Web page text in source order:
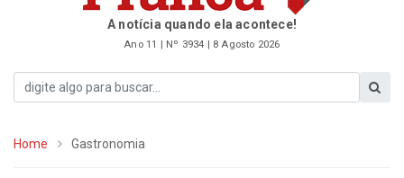
A notícia quando ela acontece!
Ano 11 | Nº 3934 | 8 Agosto 2026
Home Gastronomia